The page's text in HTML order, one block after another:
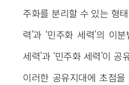
주화를 분리할 수 있는 형
력’과 ‘민주화 세력’의 이
세력’과 ‘민주화 세력’이
이러한 공유지대에 초점을